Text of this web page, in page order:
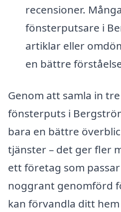
recensioner.
fönsterputsare i
artiklar eller
en bättre
Genom att samla in
fönsterputs i
bara en bättre
tjänster – det ger fler
ett företag som
noggrant genomförd
kan förvandla ditt